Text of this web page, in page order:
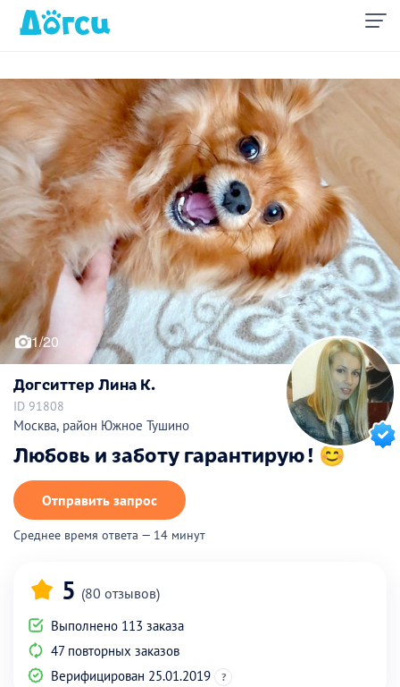
1/20
Догситтер Лина К.
ID 91808
Москва, район Южное Тушино
Любовь и заботу гарантирую ! 😊
Отправить запрос
Среднее время ответа — 14 минут
5 (80 отзывов)
Выполнено 113 заказа
47 повторных заказов
Верифицирован 25.01.2019
?